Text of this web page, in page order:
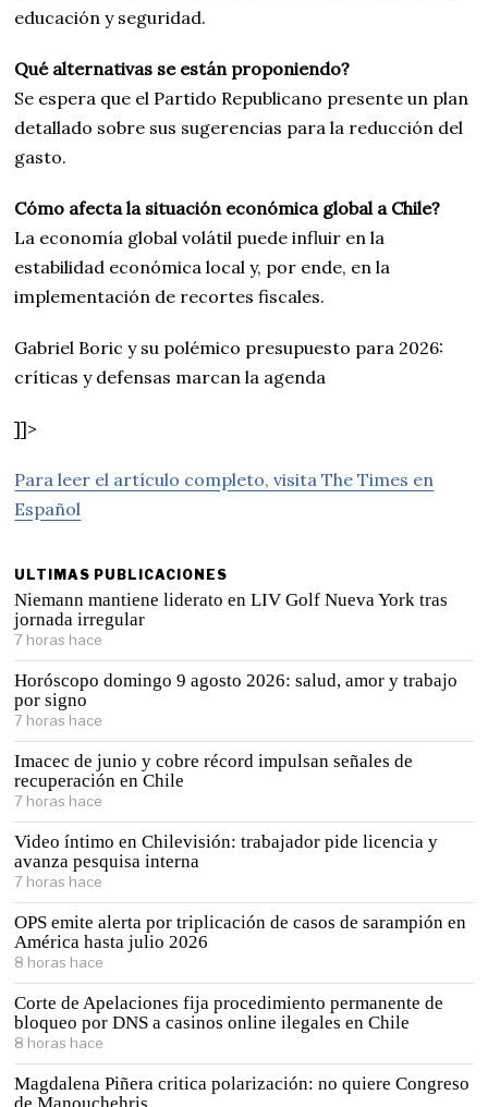
educación y seguridad.
Qué alternativas se están proponiendo?
Se espera que el Partido Republicano presente un plan
detallado sobre sus sugerencias para la reducción del
gasto.
Cómo afecta la situación económica global a Chile?
La economía global volátil puede influir en la
estabilidad económica local y, por ende, en la
implementación de recortes fiscales.
Gabriel Boric y su polémico presupuesto para 2026:
críticas y defensas marcan la agenda
]]>
Para leer el artículo completo, visita The Times en
Español
ULTIMAS PUBLICACIONES
Niemann mantiene liderato en LIV Golf Nueva York tras
jornada irregular
7 horas hace
Horóscopo domingo 9 agosto 2026: salud, amor y trabajo
por signo
7 horas hace
Imacec de junio y cobre récord impulsan señales de
recuperación en Chile
7 horas hace
Video íntimo en Chilevisión: trabajador pide licencia y
avanza pesquisa interna
7 horas hace
OPS emite alerta por triplicación de casos de sarampión en
América hasta julio 2026
8 horas hace
Corte de Apelaciones fija procedimiento permanente de
bloqueo por DNS a casinos online ilegales en Chile
8 horas hace
Magdalena Piñera critica polarización: no quiere Congreso